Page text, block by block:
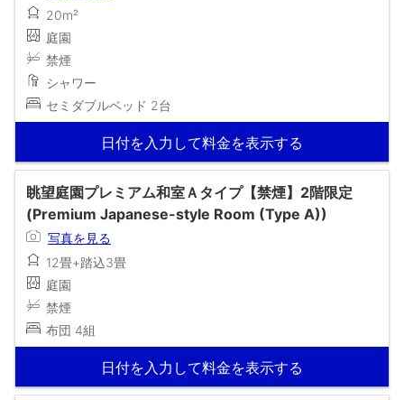
20m²
庭園
禁煙
シャワー
セミダブルベッド 2台
日付を入力して料金を表示する
眺望庭園プレミアム和室Ａタイプ【禁煙】2階限定
(Premium Japanese-style Room (Type A))
写真を見る
12畳+踏込3畳
庭園
禁煙
布団 4組
日付を入力して料金を表示する